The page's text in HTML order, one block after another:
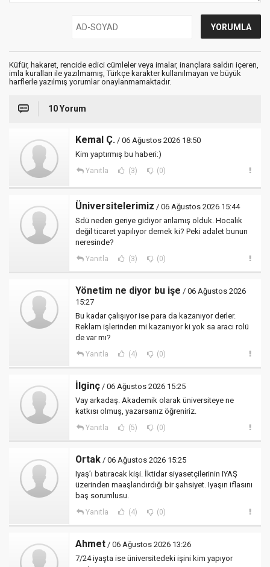
Küfür, hakaret, rencide edici cümleler veya imalar, inançlara saldırı içeren,
imla kuralları ile yazılmamış, Türkçe karakter kullanılmayan ve büyük
harflerle yazılmış yorumlar onaylanmamaktadır.
10 Yorum
Kemal Ç. / 06 Ağustos 2026 18:50
Kim yaptırmış bu haberi:)
Yanıtla (3) (0)
Üniversitelerimiz / 06 Ağustos 2026 15:44
Sdü neden geriye gidiyor anlamış olduk. Hocalık
değil ticaret yapılıyor demek ki? Peki adalet bunun
neresinde?
Yanıtla (3) (0)
Yönetim ne diyor bu işe / 06 Ağustos 2026
15:27
Bu kadar çalışıyor ise para da kazanıyor derler.
Reklam işlerinden mi kazanıyor ki yok sa aracı rolü
de var mı?
Yanıtla (4) (0)
İlginç / 06 Ağustos 2026 15:25
Vay arkadaş. Akademik olarak üniversiteye ne
katkısı olmuş, yazarsanız öğreniriz.
Yanıtla (5) (0)
Ortak / 06 Ağustos 2026 15:25
Iyaş’ı batıracak kişi. İktidar siyasetçilerinin IYAŞ
üzerinden maaşlandırdığı bir şahsiyet. Iyaşın iflasını
baş sorumlusu.
Yanıtla (4) (0)
Ahmet / 06 Ağustos 2026 13:26
7/24 iyaşta ise üniversitedeki işini kim yapıyor